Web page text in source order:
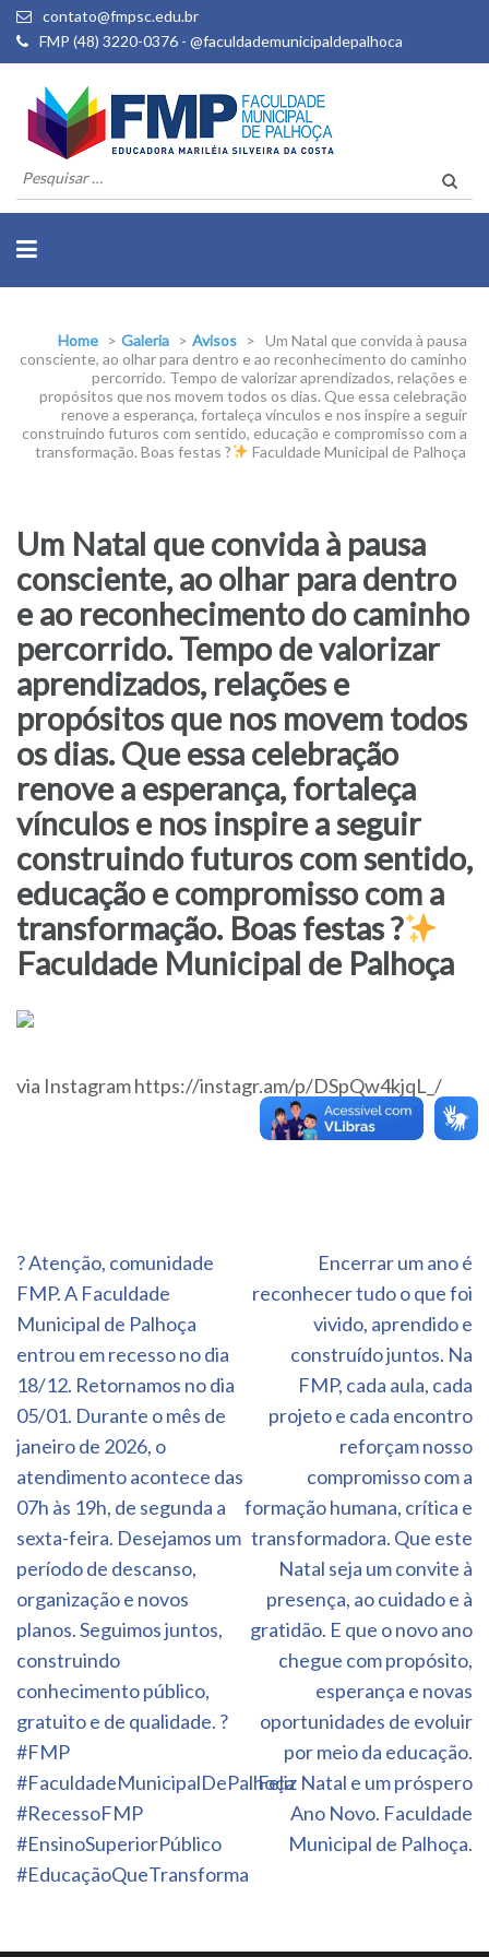
contato@fmpsc.edu.br
FMP (48) 3220-0376 - @faculdademunicipaldepalhoca
Pesquisar
por:
Home > Galeria > Avisos > Um Natal que convida à pausa
consciente, ao olhar para dentro e ao reconhecimento do caminho
percorrido. Tempo de valorizar aprendizados, relações e
propósitos que nos movem todos os dias. Que essa celebração
renove a esperança, fortaleça vínculos e nos inspire a seguir
construindo futuros com sentido, educação e compromisso com a
transformação. Boas festas ?
Faculdade Municipal de Palhoça
Um Natal que convida à pausa
consciente, ao olhar para dentro
e ao reconhecimento do caminho
percorrido. Tempo de valorizar
aprendizados, relações e
propósitos que nos movem todos
os dias. Que essa celebração
renove a esperança, fortaleça
vínculos e nos inspire a seguir
construindo futuros com sentido,
educação e compromisso com a
transformação. Boas festas ?
Faculdade Municipal de Palhoça
via Instagram https://instagr.am/p/DSpQw4kjqL_/
Navegação
de
Post
? Atenção, comunidade
FMP. A Faculdade
Municipal de Palhoça
entrou em recesso no dia
18/12. Retornamos no dia
05/01. Durante o mês de
janeiro de 2026, o
atendimento acontece das
07h às 19h, de segunda a
sexta-feira. Desejamos um
período de descanso,
organização e novos
planos. Seguimos juntos,
construindo
conhecimento público,
gratuito e de qualidade. ?
#FMP
#FaculdadeMunicipalDePalhoça
#RecessoFMP
#EnsinoSuperiorPúblico
#EducaçãoQueTransforma
Encerrar um ano é
reconhecer tudo o que foi
vivido, aprendido e
construído juntos. Na
FMP, cada aula, cada
projeto e cada encontro
reforçam nosso
compromisso com a
formação humana, crítica e
transformadora. Que este
Natal seja um convite à
presença, ao cuidado e à
gratidão. E que o novo ano
chegue com propósito,
esperança e novas
oportunidades de evoluir
por meio da educação.
Feliz Natal e um próspero
Ano Novo. Faculdade
Municipal de Palhoça.